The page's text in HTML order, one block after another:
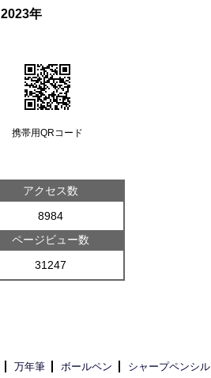
2023年
携帯用QRコード
アクセス数
8984
ページビュー数
31247
万年筆 ボールペン シャープペンシル